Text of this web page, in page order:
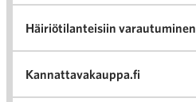
Häiriötilanteisiin varautuminen
Kannattavakauppa.fi